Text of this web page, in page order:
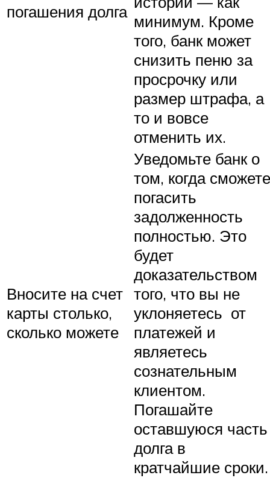
погашения долга минимум. Кроме
того, банк может
снизить пеню за
просрочку или
размер штрафа, а
то и вовсе
отменить их.
Вносите на счет
карты столько,
сколько можете
Уведомьте банк о
том, когда сможете
погасить
задолженность
полностью. Это
будет
доказательством
того, что вы не
уклоняетесь от
платежей и
являетесь
сознательным
клиентом.
Погашайте
оставшуюся часть
долга в
кратчайшие сроки.